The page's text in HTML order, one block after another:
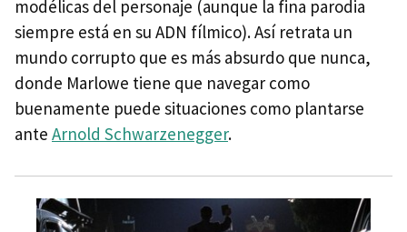
modélicas del personaje (aunque la fina parodia
siempre está en su ADN fílmico). Así retrata un
mundo corrupto que es más absurdo que nunca,
donde Marlowe tiene que navegar como
buenamente puede situaciones como plantarse
ante Arnold Schwarzenegger.